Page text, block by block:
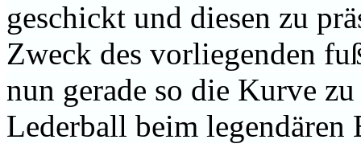
geschickt und diesen zu
Zweck des vorliegenden
nun gerade so die Kurve
Lederball beim legendären